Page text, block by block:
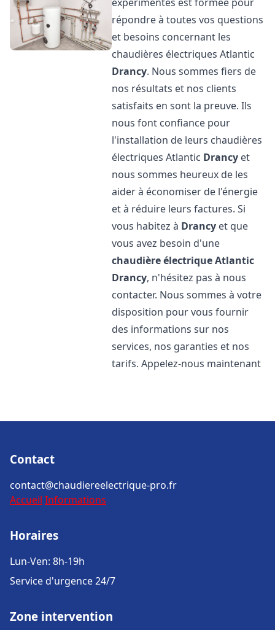
répondre à toutes vos questions
et besoins concernant les
chaudières électriques Atlantic
Drancy. Nous sommes fiers de
nos résultats et nos clients
satisfaits en sont la preuve. Ils
nous font confiance pour
l'installation de leurs chaudières
électriques Atlantic Drancy et
nous sommes heureux de les
aider à économiser de l'énergie
et à réduire leurs factures. Si
vous habitez à Drancy et que
vous avez besoin d'une
chaudière électrique Atlantic
Drancy, n'hésitez pas à nous
contacter. Nous sommes à votre
disposition pour vous fournir
des informations sur nos
services, nos garanties et nos
tarifs. Appelez-nous maintenant
Contact
contact@chaudiereelectrique-pro.fr
Accueil Informations
Horaires
Lun-Ven: 8h-19h
Service d'urgence 24/7
Zone intervention